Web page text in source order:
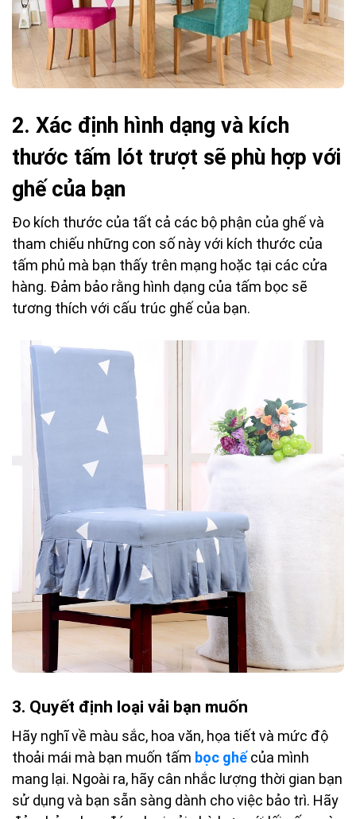
2. Xác định hình dạng và kích
thước tấm lót trượt sẽ phù hợp với
ghế của bạn
Đo kích thước của tất cả các bộ phận của ghế và
tham chiếu những con số này với kích thước của
tấm phủ mà bạn thấy trên mạng hoặc tại các cửa
hàng. Đảm bảo rằng hình dạng của tấm bọc sẽ
tương thích với cấu trúc ghế của bạn.
3. Quyết định loại vải bạn muốn
Hãy nghĩ về màu sắc, hoa văn, họa tiết và mức độ
thoải mái mà bạn muốn tấm bọc ghế của mình
mang lại. Ngoài ra, hãy cân nhắc lượng thời gian bạn
sử dụng và bạn sẵn sàng dành cho việc bảo trì. Hãy